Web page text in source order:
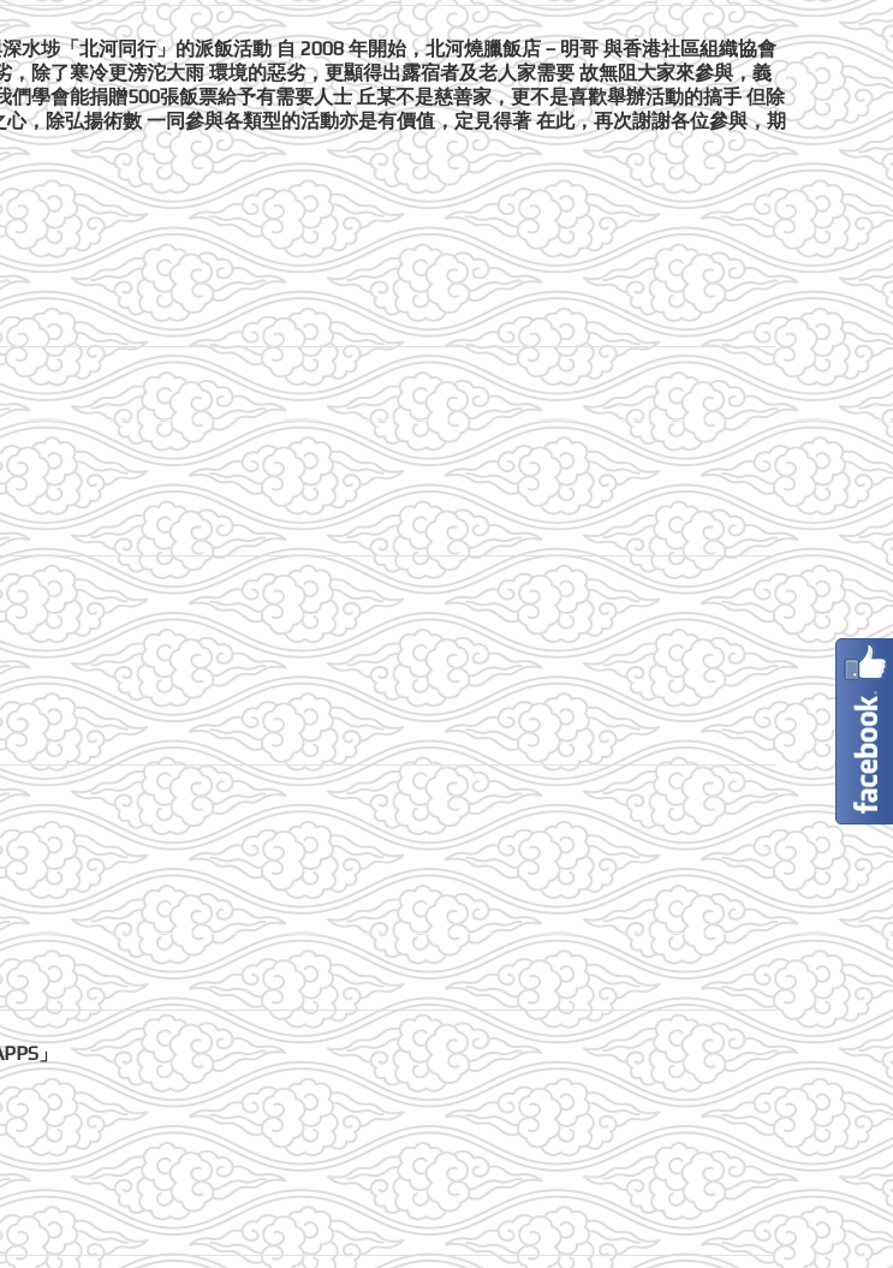
水埗「北河同行」的派飯活動 自 2008 年開始，北河燒臘飯店－明哥 與香港社區組織協會
除了寒冷更滂沱大雨 環境的惡劣，更顯得出露宿者及老人家需要 故無阻大家來參與，義
學會能捐贈500張飯票給予有需要人士 丘某不是慈善家，更不是喜歡舉辦活動的搞手 但除
，除弘揚術數 一同參與各類型的活動亦是有價值，定見得著 在此，再次謝謝各位參與，期
」